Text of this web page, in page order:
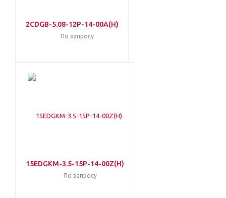
2CDGB-5.08-12P-14-00A(H)
По запросу
15EDGKM-3.5-15P-14-00Z(H)
По запросу